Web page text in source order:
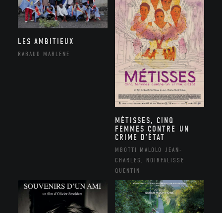
LES AMBITIEUX
RABAUD MARLÈNE
MÉTISSES, CINQ
FEMMES CONTRE UN
CRIME D’ÉTAT
MBOTTI MALOLO JEAN-
CHARLES, NOIRFALISSE
QUENTIN